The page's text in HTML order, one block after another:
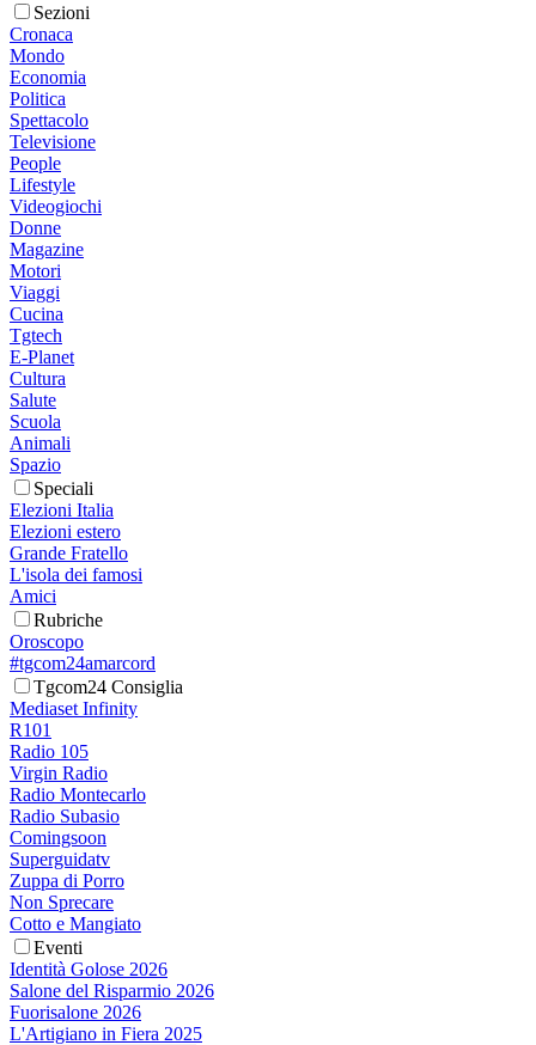
Sezioni
Cronaca
Mondo
Economia
Politica
Spettacolo
Televisione
People
Lifestyle
Videogiochi
Donne
Magazine
Motori
Viaggi
Cucina
Tgtech
E-Planet
Cultura
Salute
Scuola
Animali
Spazio
Speciali
Elezioni Italia
Elezioni estero
Grande Fratello
L'isola dei famosi
Amici
Rubriche
Oroscopo
#tgcom24amarcord
Tgcom24 Consiglia
Mediaset Infinity
R101
Radio 105
Virgin Radio
Radio Montecarlo
Radio Subasio
Comingsoon
Superguidatv
Zuppa di Porro
Non Sprecare
Cotto e Mangiato
Eventi
Identità Golose 2026
Salone del Risparmio 2026
Fuorisalone 2026
L'Artigiano in Fiera 2025